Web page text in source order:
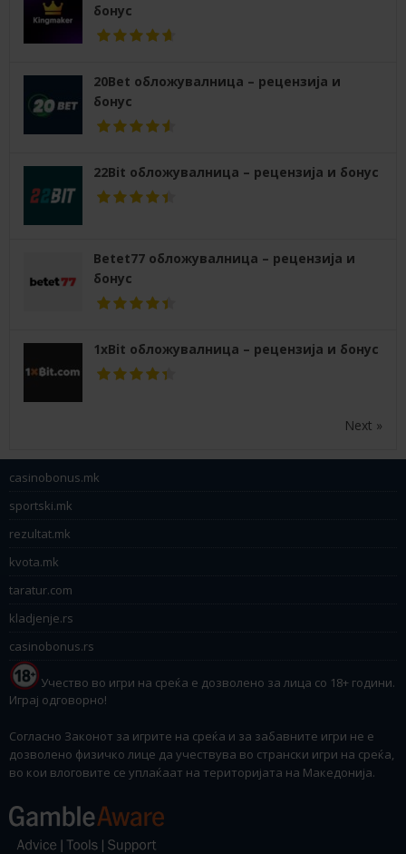
бонус
20Bet обложувалница – рецензија и
бонус
22Bit обложувалница – рецензија и бонус
Betet77 обложувалница – рецензија и
бонус
1xBit обложувалница – рецензија и бонус
Next »
casinobonus.mk
sportski.mk
rezultat.mk
kvota.mk
taratur.com
kladjenje.rs
casinobonus.rs
Учество во игри на среќа е дозволено за лица со 18+ години.
Играј одговорно!
Согласно Законот за игрите на среќа и за забавните игри не е
дозволено физичко лице да учествува во странски игри на среќа,
во кои влоговите се уплаќаат на територијата на Македонија.